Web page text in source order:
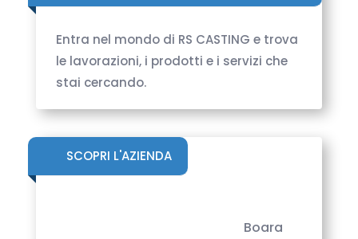
Entra nel mondo di RS CASTING e trova
le lavorazioni, i prodotti e i servizi che
stai cercando.
SCOPRI L'AZIENDA
Boara